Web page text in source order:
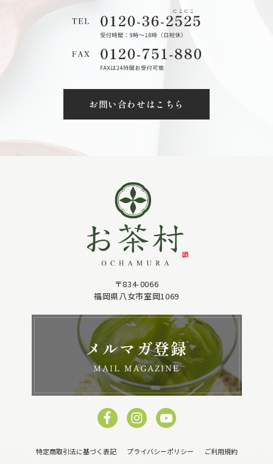
お問い合わせはこちら
〒834-0066
福岡県八女市室岡1069
特定商取引法に基づく表記 プライバシーポリシー ご利用規約